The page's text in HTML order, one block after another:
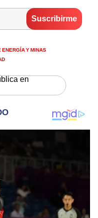
ENERGÍA Y MINAS
en